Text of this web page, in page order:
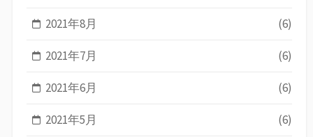
2021年8月 (6)
2021年7月 (6)
2021年6月 (6)
2021年5月 (6)